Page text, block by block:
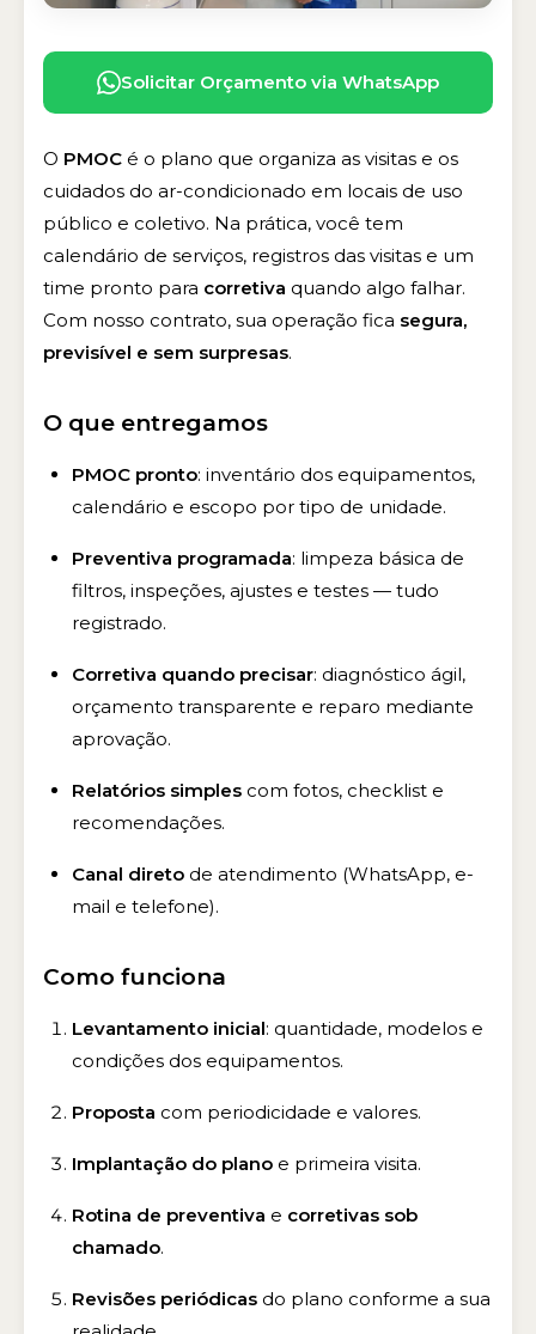
Solicitar Orçamento via WhatsApp
O PMOC é o plano que organiza as visitas e os
cuidados do ar-condicionado em locais de uso
público e coletivo. Na prática, você tem
calendário de serviços, registros das visitas e um
time pronto para corretiva quando algo falhar.
Com nosso contrato, sua operação fica segura,
previsível e sem surpresas.
O que entregamos
PMOC pronto: inventário dos equipamentos,
calendário e escopo por tipo de unidade.
Preventiva programada: limpeza básica de
filtros, inspeções, ajustes e testes — tudo
registrado.
Corretiva quando precisar: diagnóstico ágil,
orçamento transparente e reparo mediante
aprovação.
Relatórios simples com fotos, checklist e
recomendações.
Canal direto de atendimento (WhatsApp, e-
mail e telefone).
Como funciona
Levantamento inicial: quantidade, modelos e
condições dos equipamentos.
Proposta com periodicidade e valores.
Implantação do plano e primeira visita.
Rotina de preventiva e corretivas sob
chamado.
Revisões periódicas do plano conforme a sua